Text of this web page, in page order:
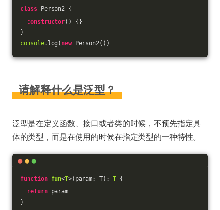
class Person2 {
constructor( ) {}
}
console.log( new Person2())
请解释什么是泛型？
泛型是在定义函数、接口或者类的时候，不预先指定具
体的类型，而是在使用的时候在指定类型的一种特性。
function fun<T>( param: T): T {
return param
}